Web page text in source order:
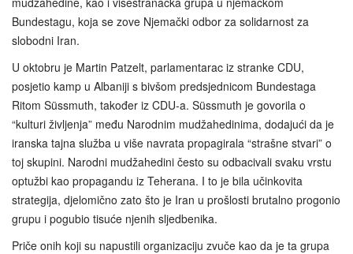
Bundestagu, koja se zove Njemački odbor za solidarnost za
slobodni Iran.
U oktobru je Martin Patzelt, parlamentarac iz stranke CDU,
posjetio kamp u Albaniji s bivšom predsjednicom Bundestaga
Ritom Süssmuth, također iz CDU-a. Süssmuth je govorila o
“kulturi življenja” među Narodnim mudžahedinima, dodajući da je
iranska tajna služba u više navrata propagirala “strašne stvari” o
toj skupini. Narodni mudžahedini često su odbacivali svaku vrstu
optužbi kao propagandu iz Teherana. I to je bila učinkovita
strategija, djelomično zato što je Iran u prošlosti brutalno progonio
grupu i pogubio tisuće njenih sljedbenika.
Priče onih koji su napustili organizaciju zvuče kao da je ta grupa